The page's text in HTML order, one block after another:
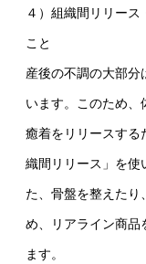
４）組織間リリー
こと
産後の不調の大部分
います。このため、
癒着をリリースする
織間リリース」を使
た、骨盤を整えたり
め、リアライン商品
ます。